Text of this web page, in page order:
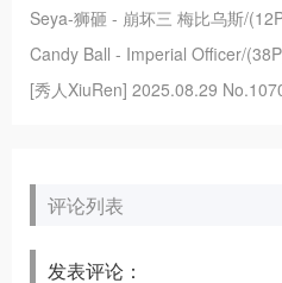
Seya-狮砸 - 崩坏三 梅比乌斯/
Candy Ball - Imperial Officer/
[秀人XiuRen] 2025.08.29
评论列表
发表评论：